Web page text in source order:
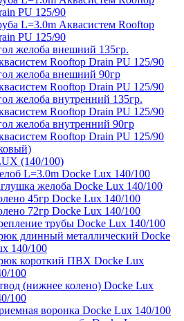
PU 125/90
L=3.0m Аквасистем Rooftop
PU 125/90
желоба внешний 135гр.
Rooftop Drain PU 125/90
желоба внешний 90гр
Rooftop Drain PU 125/90
желоба внутренний 135гр.
Rooftop Drain PU 125/90
желоба внутренний 90гр
Rooftop Drain PU 125/90
(140/100)
L=3.0m Docke Lux 140/100
желоба Docke Lux 140/100
45гр Docke Lux 140/100
72гр Docke Lux 140/100
трубы Docke Lux 140/100
длинный металлический Docke
140/100
короткий ПВХ Docke Lux
100
(нижнее колено) Docke Lux
100
воронка Docke Lux 140/100